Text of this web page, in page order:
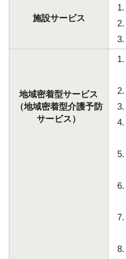
施設サービス
地域密着型サービス
（地域密着型介護予防
サービス）